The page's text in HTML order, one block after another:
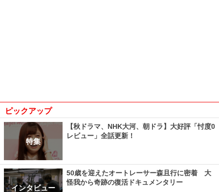
ピックアップ
特集
【秋ドラマ、NHK大河、朝ドラ】大好評「忖度0
レビュー」全話更新！
インタビュー
50歳を迎えたオートレーサー森且行に密着 大
怪我から奇跡の復活ドキュメンタリー